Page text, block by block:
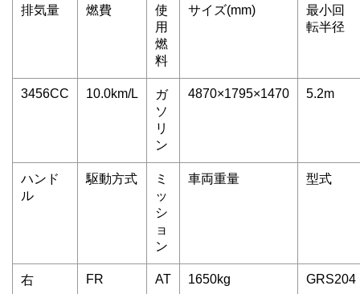
排気量 燃費
使
用
燃
料
サイズ(mm)
最小回
転半径
3456CC 10.0km/L
ガ
ソ
リ
ン
4870×1795×1470 5.2m
ハンド
ル
駆動方式
ミ
ッ
シ
ョ
ン
車両重量 型式
右 FR AT 1650kg GRS204